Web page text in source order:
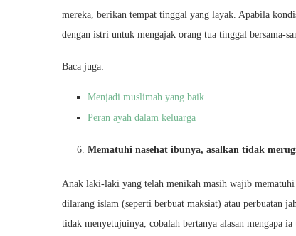
mereka, berikan tempat tinggal yang layak. Apabila
dengan istri untuk mengajak orang tua tinggal bersama-
Baca juga:
Menjadi muslimah yang baik
Peran ayah dalam keluarga
Mematuhi nasehat ibunya, asalkan tidak
Anak laki-laki yang telah menikah masih wajib
dilarang islam (seperti berbuat maksiat) atau perbuatan
tidak menyetujuinya, cobalah bertanya alasan mengapa